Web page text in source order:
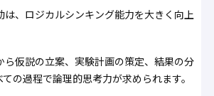
は、ロジカルシンキング能力を大きく向上
ら仮説の立案、実験計画の策定、結果の分
の過程で論理的思考力が求められます。